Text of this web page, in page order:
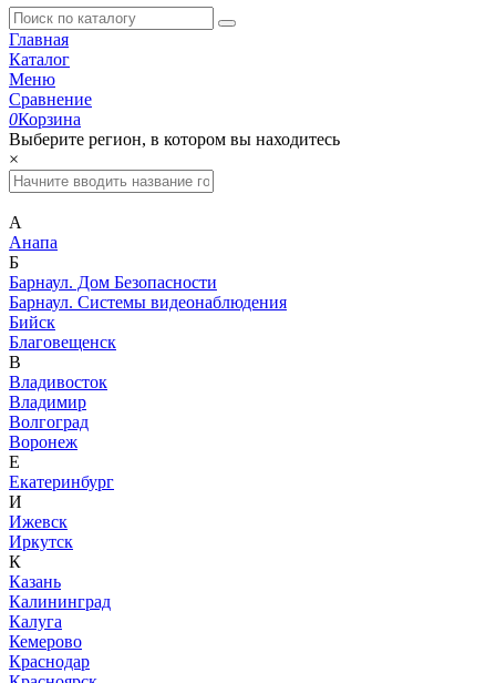
Главная
Каталог
Меню
Сравнение
0Корзина
Выберите регион, в котором вы находитесь
×
А
Анапа
Б
Барнаул. Дом Безопасности
Барнаул. Системы видеонаблюдения
Бийск
Благовещенск
В
Владивосток
Владимир
Волгоград
Воронеж
Е
Екатеринбург
И
Ижевск
Иркутск
К
Казань
Калининград
Калуга
Кемерово
Краснодар